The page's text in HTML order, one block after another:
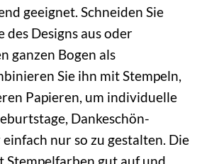
geeignet. Schneiden Sie
des Designs aus oder
ganzen Bogen als
Sie ihn mit Stempeln,
Papieren, um individuelle
Dankeschön-
nur so zu gestalten. Die